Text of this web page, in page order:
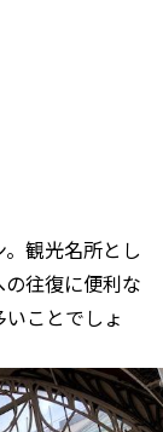
観光名所とし
往復に便利な
ことでしょ